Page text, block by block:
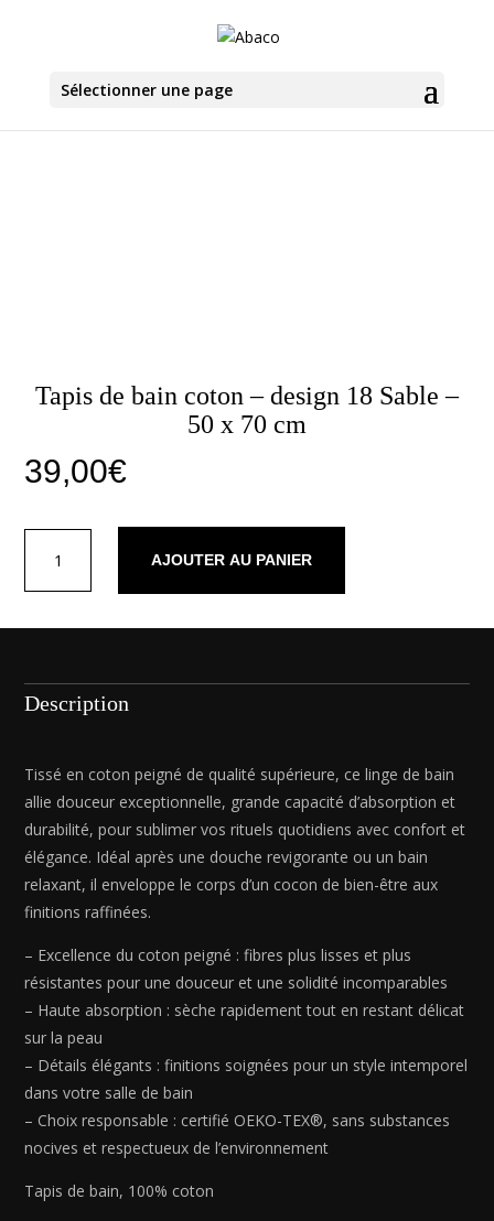
Sélectionner une page
Tapis de bain coton – design 18 Sable –
50 x 70 cm
39,00€
Tapis
-
design
Sable
50
70
cm
AJOUTER AU PANIER
Description
Tissé en coton peigné de qualité supérieure, ce linge de bain
allie douceur exceptionnelle, grande capacité d’absorption et
durabilité, pour sublimer vos rituels quotidiens avec confort et
élégance. Idéal après une douche revigorante ou un bain
relaxant, il enveloppe le corps d’un cocon de bien-être aux
finitions raffinées.
– Excellence du coton peigné : fibres plus lisses et plus
résistantes pour une douceur et une solidité incomparables
– Haute absorption : sèche rapidement tout en restant délicat
sur la peau
– Détails élégants : finitions soignées pour un style intemporel
dans votre salle de bain
– Choix responsable : certifié OEKO-TEX®, sans substances
nocives et respectueux de l’environnement
Tapis de bain, 100% coton